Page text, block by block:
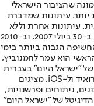
שהציבור הישראלי
יותר. עיתונות שמדברת
עיתונות אחרת וללא
תשלום. המהדורה המודפסת הראשונה פורסמה ב-30 ביולי 2007, וב-2010
הגבוה ביותר בימי
הוא עמר לחמנוביץ,
"ישראל היום" בעברית
ובאנגלית, כמו כן היישומונים (אפליקציות) לאנדרואיד ול-iOS, מציגים
ניתוחים ופרשנויות,
של "ישראל היום"